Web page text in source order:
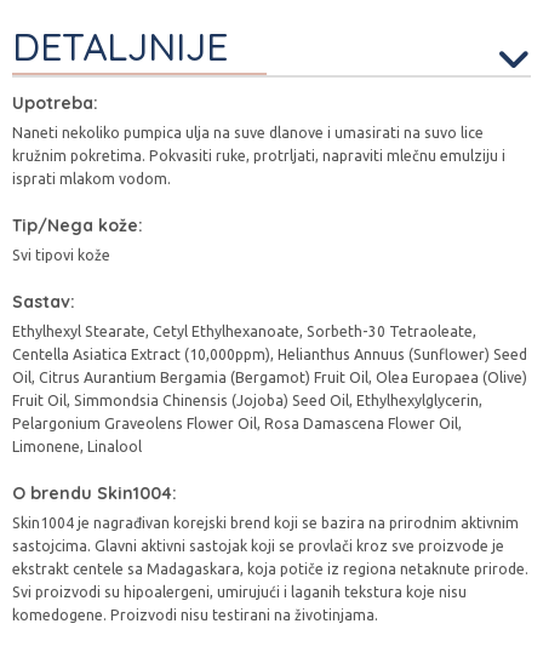
DETALJNIJE
Upotreba:
Naneti nekoliko pumpica ulja na suve dlanove i umasirati na suvo lice
kružnim pokretima. Pokvasiti ruke, protrljati, napraviti mlečnu emulziju i
isprati mlakom vodom.
Tip/Nega kože:
Svi tipovi kože
Sastav:
Ethylhexyl Stearate, Cetyl Ethylhexanoate, Sorbeth-30 Tetraoleate,
Centella Asiatica Extract (10,000ppm), Helianthus Annuus (Sunflower) Seed
Oil, Citrus Aurantium Bergamia (Bergamot) Fruit Oil, Olea Europaea (Olive)
Fruit Oil, Simmondsia Chinensis (Jojoba) Seed Oil, Ethylhexylglycerin,
Pelargonium Graveolens Flower Oil, Rosa Damascena Flower Oil,
Limonene, Linalool
O brendu Skin1004:
Skin1004 je nagrađivan korejski brend koji se bazira na prirodnim aktivnim
sastojcima. Glavni aktivni sastojak koji se provlači kroz sve proizvode je
ekstrakt centele sa Madagaskara, koja potiče iz regiona netaknute prirode.
Svi proizvodi su hipoalergeni, umirujući i laganih tekstura koje nisu
komedogene. Proizvodi nisu testirani na životinjama.